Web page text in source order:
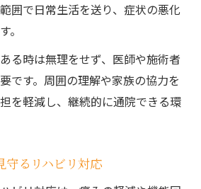
囲で日常生活を送り、症状の悪化
。
る時は無理をせず、医師や施術者
です。周囲の理解や家族の協力を
を軽減し、継続的に通院できる環
守るリハビリ対応